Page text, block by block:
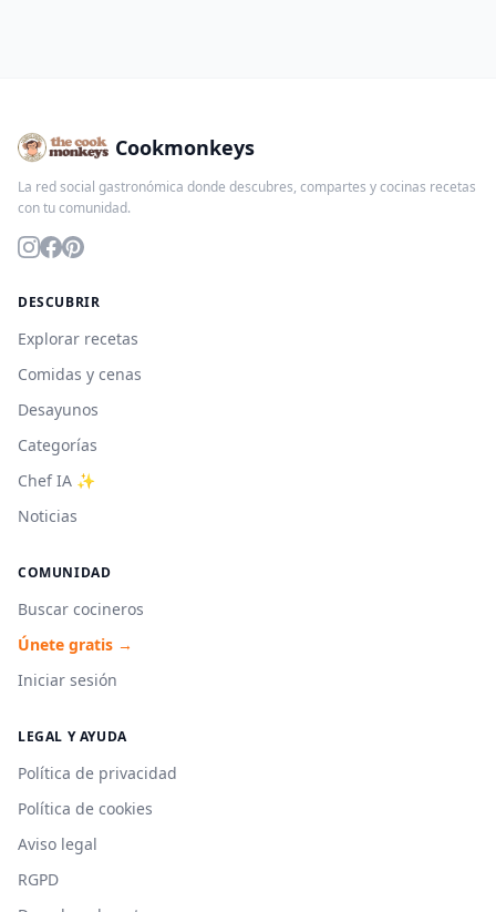
Cookmonkeys
La red social gastronómica donde descubres, compartes y cocinas recetas
con tu comunidad.
DESCUBRIR
Explorar recetas
Comidas y cenas
Desayunos
Categorías
Chef IA ✨
Noticias
COMUNIDAD
Buscar cocineros
Únete gratis →
Iniciar sesión
LEGAL Y AYUDA
Política de privacidad
Política de cookies
Aviso legal
RGPD